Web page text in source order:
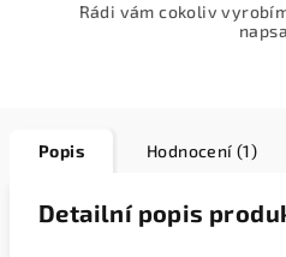
Rádi vám cokoliv
Popis Hodnocení (1)
Detailní popis